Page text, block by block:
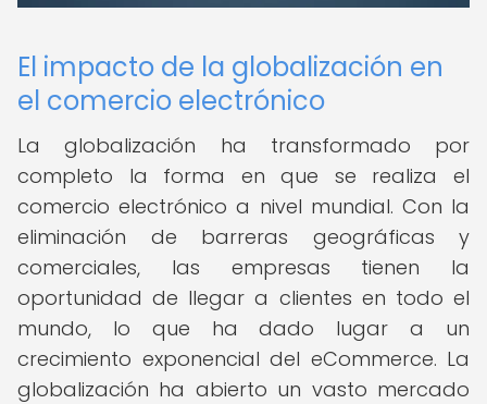
El impacto de la globalización en
el comercio electrónico
La globalización ha transformado por
completo la forma en que se realiza el
comercio electrónico a nivel mundial. Con la
eliminación de barreras geográficas y
comerciales, las empresas tienen la
oportunidad de llegar a clientes en todo el
mundo, lo que ha dado lugar a un
crecimiento exponencial del eCommerce. La
globalización ha abierto un vasto mercado